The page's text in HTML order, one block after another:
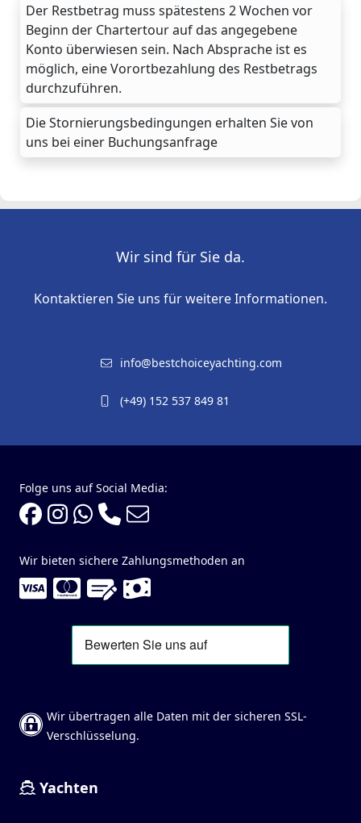
Der Restbetrag muss spätestens 2 Wochen vor
Beginn der Chartertour auf das angegebene
Konto überwiesen sein. Nach Absprache ist es
möglich, eine Vorortbezahlung des Restbetrags
durchzuführen.
Die Stornierungsbedingungen erhalten Sie von
uns bei einer Buchungsanfrage
Wir sind für Sie da.
Kontaktieren Sie uns für weitere Informationen.
info@bestchoiceyachting.com
(+49) 152 537 849 81
Folge uns auf Social Media:
Wir bieten sichere Zahlungsmethoden an
Wir übertragen alle Daten mit der sicheren SSL-
Verschlüsselung.
Yachten